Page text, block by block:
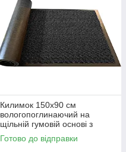
Килимок 150х90 см
вологопоглинаючий на
щільній гумовій основі з
ворсовим покриттям
Готово до відправки